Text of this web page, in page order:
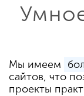
Мы имеем
сайтов, что
проекты